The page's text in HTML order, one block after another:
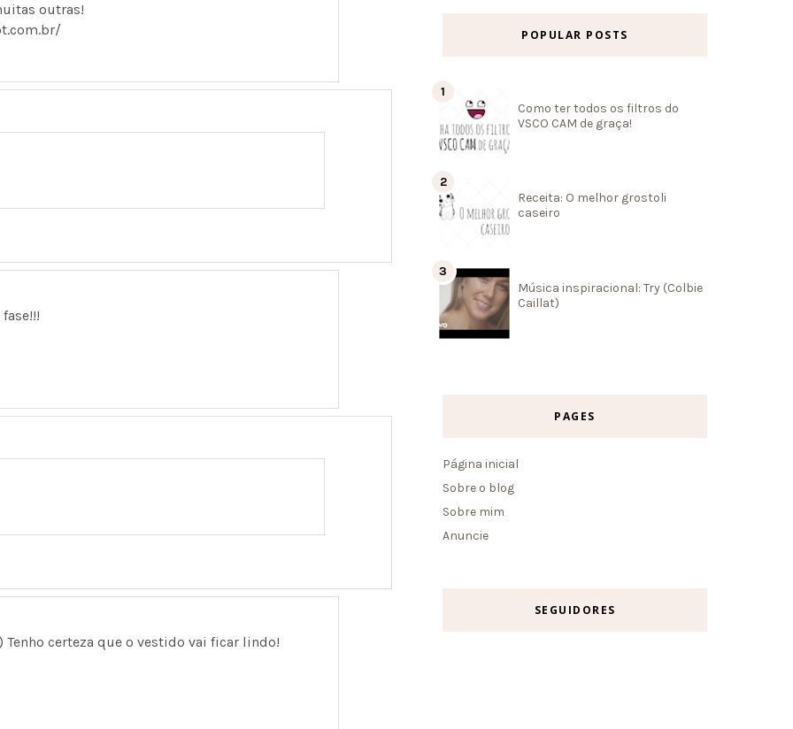
outras!
Tenho certeza que o vestido vai ficar lindo!
POPULAR POSTS
Como ter todos os filtros do
VSCO CAM de graça!
Receita: O melhor grostoli
caseiro
Música inspiracional: Try (Colbie
Caillat)
PAGES
Página inicial
Sobre o blog
Sobre mim
Anuncie
SEGUIDORES